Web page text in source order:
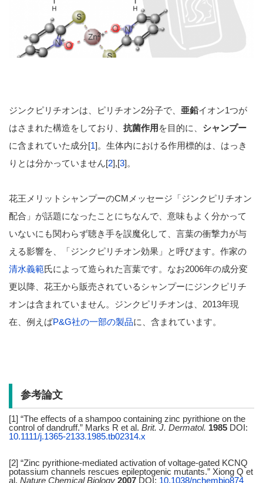
ジンクピリチオンは、ピリチオン2分子で、 亜鉛イオン1つが
はさまれた構造をしており、 抗菌作用 を目的に、 シャンプー
に含まれていた成分[1]。生体内における作用標的は、はっき
りとは分かっていません[2],[3]。
花王メリットシャンプーのCMメッセージ「ジンクピリチオン
配合」が話題になったことにちなんで、意味もよく分かって
いないにも関わらず聴き手を誤魔化して、言葉の衝撃力が与
える影響を、「ジンクピリチオン効果」と呼びます。作家の
清水義範氏によって造られた言葉です。なお2006年の成分変
更以降、花王から販売されているシャンプーにジンクピリチ
オンは含まれていません。ジンクピリチオンは、2013年現
在、例えばP&G社の一部の製品に、含まれています。
参考論文
[1] “The effects of a shampoo containing zinc pyrithione on the
control of dandruff.” Marks R et al. Brit. J. Dermatol. 1985 DOI:
10.1111/j.1365-2133.1985.tb02314.x
[2] “Zinc pyrithione-mediated activation of voltage-gated KCNQ
potassium channels rescues epileptogenic mutants.” Xiong Q et
al. Nature Chemical Biology 2007 DOI: 10.1038/nchembio874